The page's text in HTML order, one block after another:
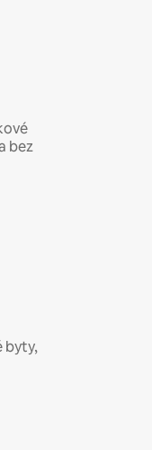
bez
byty,